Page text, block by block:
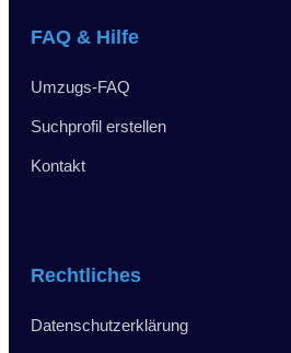
FAQ & Hilfe
Umzugs-FAQ
Suchprofil erstellen
Kontakt
Rechtliches
Datenschutzerklärung